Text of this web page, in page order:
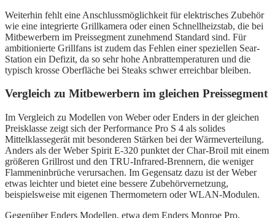
Weiterhin fehlt eine Anschlussmöglichkeit für elektrisches Zubehör
wie eine integrierte Grillkamera oder einen Schnellheizstab, die bei
Mitbewerbern im Preissegment zunehmend Standard sind. Für
ambitionierte Grillfans ist zudem das Fehlen einer speziellen Sear-
Station ein Defizit, da so sehr hohe Anbrattemperaturen und die
typisch krosse Oberfläche bei Steaks schwer erreichbar bleiben.
Vergleich zu Mitbewerbern im gleichen Preissegment
Im Vergleich zu Modellen von Weber oder Enders in der gleichen
Preisklasse zeigt sich der Performance Pro S 4 als solides
Mittelklassegerät mit besonderen Stärken bei der Wärmeverteilung.
Anders als der Weber Spirit E-320 punktet der Char-Broil mit einem
größeren Grillrost und den TRU-Infrared-Brennern, die weniger
Flammeninbrüche verursachen. Im Gegensatz dazu ist der Weber
etwas leichter und bietet eine bessere Zubehörvernetzung,
beispielsweise mit eigenen Thermometern oder WLAN-Modulen.
Gegenüber Enders Modellen, etwa dem Enders Monroe Pro,